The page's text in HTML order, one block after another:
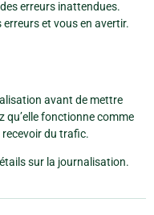
erreurs inattendues.
et vous en avertir.
avant de mettre
qu’elle fonctionne comme
recevoir du trafic.
sur la journalisation.